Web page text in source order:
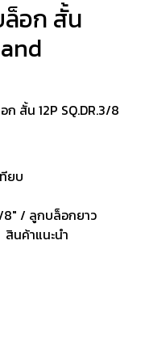
ล็อก สั้น
ก สั้น 12P SQ.DR.3/8
ยบ
/ ลูกบล็อกยาว
สินค้าแนะนำ